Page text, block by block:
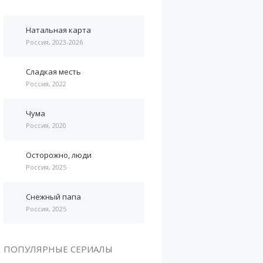
Натальная карта
Россия, 2023-2026
Сладкая месть
Россия, 2022
Чума
Россия, 2020
Осторожно, люди
Россия, 2025
Снежный папа
Россия, 2025
ПОПУЛЯРНЫЕ СЕРИАЛЫ